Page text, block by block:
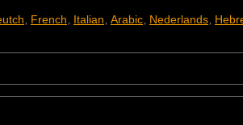
, French, Italian, Arabic, Nederlands,